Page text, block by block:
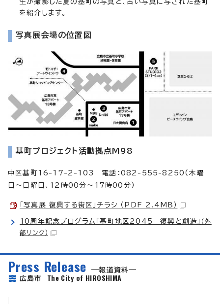
を紹介します。
写真展会場の位置図
基町プロジェクト活動拠点M98
中区基町16-17-2-103 電話：082-555-8250（木曜
日〜日曜日、12時00分〜17時00分）
「写真展 復興する街区」チラシ （PDF 2.4MB）
10周年記念プログラム「基町地区2045 復興と創造」 （外
部リンク）
Press Release
報道資料
広島市 The City of HIROSHIMA